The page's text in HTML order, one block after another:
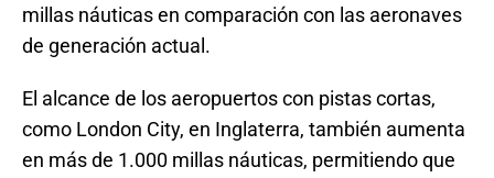
millas náuticas en comparación con las aeronaves
de generación actual.
El alcance de los aeropuertos con pistas cortas,
como London City, en Inglaterra, también aumenta
en más de 1.000 millas náuticas, permitiendo que